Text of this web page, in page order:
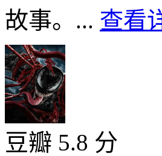
故事。... 查看
豆瓣 5.8 分